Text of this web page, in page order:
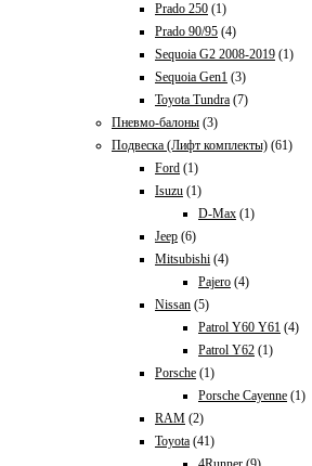
Prado 250 (1)
Prado 90/95 (4)
Sequoia G2 2008-2019 (1)
Sequoia Gen1 (3)
Toyota Tundra (7)
Пневмо-балоны (3)
Подвеска (Лифт комплекты) (61)
Ford (1)
Isuzu (1)
D-Max (1)
Jeep (6)
Mitsubishi (4)
Pajero (4)
Nissan (5)
Patrol Y60 Y61 (4)
Patrol Y62 (1)
Porsche (1)
Porsche Cayenne (1)
RAM (2)
Toyota (41)